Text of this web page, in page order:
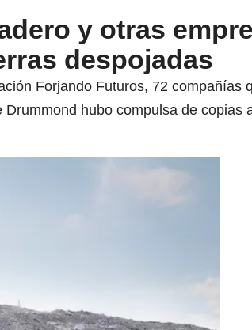
y otras
despojadas
Forjando Futuros, 72 compañías
hubo compulsa de copias